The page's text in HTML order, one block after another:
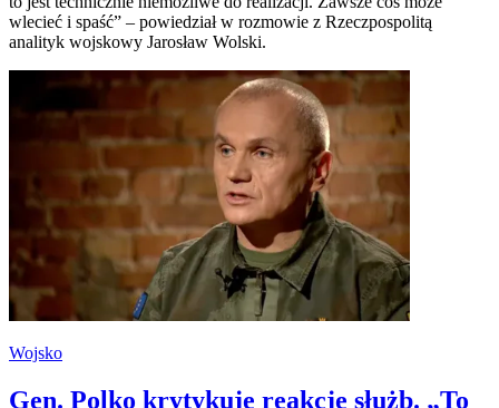
wlecieć i spaść” – powiedział w rozmowie z Rzeczpospolitą
analityk wojskowy Jarosław Wolski.
Wojsko
Gen. Polko krytykuje reakcję służb. „To